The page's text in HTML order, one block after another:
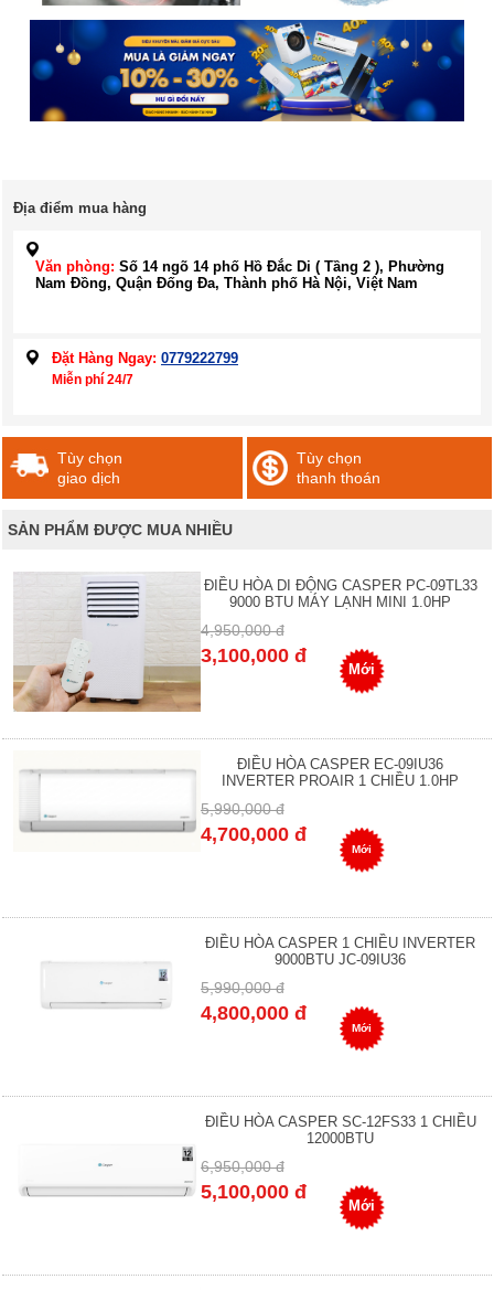
Địa điểm mua hàng
Văn phòng: Số 14 ngõ 14 phố Hồ Đắc Di ( Tầng 2 ), Phường
Nam Đồng, Quận Đống Đa, Thành phố Hà Nội, Việt Nam
Đặt Hàng Ngay: 0779222799
Miễn phí 24/7
Tùy chọn
giao dịch
Tùy chọn
thanh thoán
SẢN PHẨM ĐƯỢC MUA NHIỀU
ĐIỀU HÒA DI ĐỘNG CASPER PC-09TL33
9000 BTU MÁY LẠNH MINI 1.0HP
4,950,000 đ
3,100,000 đ
Mới
ĐIỀU HÒA CASPER EC-09IU36
INVERTER PROAIR 1 CHIỀU 1.0HP
5,990,000 đ
4,700,000 đ
Mới
ĐIỀU HÒA CASPER 1 CHIỀU INVERTER
9000BTU JC-09IU36
5,990,000 đ
4,800,000 đ
Mới
ĐIỀU HÒA CASPER SC-12FS33 1 CHIỀU
12000BTU
6,950,000 đ
5,100,000 đ
Mới